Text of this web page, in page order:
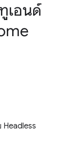
เอนด์
Headless